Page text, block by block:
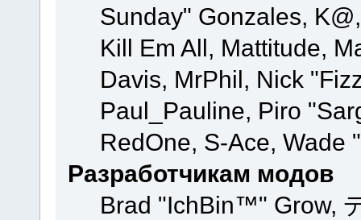
Sunday" Gonzales,
Kill Em All, Mattitude,
Davis, MrPhil, Nick
Paul_Pauline, Piro
RedOne, S-Ace,
Разработчикам модов
Brad "IchBin™" Grow,